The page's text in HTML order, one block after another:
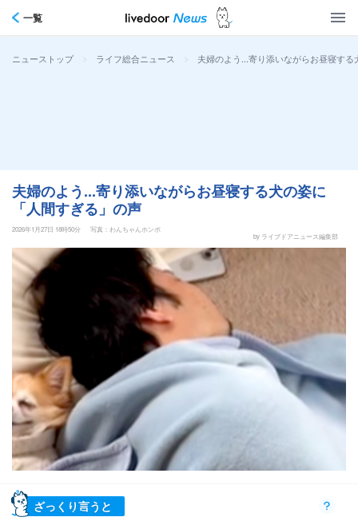
一覧
ニューストップ > ライフ総合ニュース > 夫婦のよう...寄り添いながらお昼寝す
夫婦のよう...寄り添いながらお昼寝する犬の姿に
「人間すぎる」の声
2026年1月27日 18時50分
写真：わんちゃんホンポ
by ライブドアニュース編集部
ざっくり言うと